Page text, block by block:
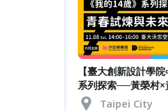
【臺大創新設計學
系列探索──黃榮村×
Taipei City